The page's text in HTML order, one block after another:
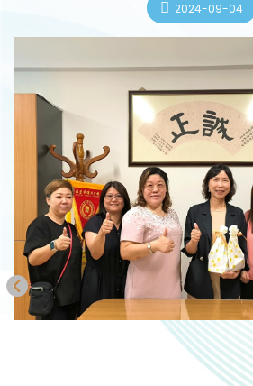
2024-09-04